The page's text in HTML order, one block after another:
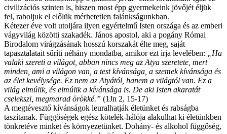
civilizációs szinten is, hiszen most épp gyermekeink jövőjét éljük
fel, raboljuk el előlük mérhetetlen falánkságunkban.
Kétezer éve volt utoljára ilyen egyértelmű Isten országa és az emberi
vágyvilág közötti szakadék. János apostol, aki a pogány Római
Birodalom virágzásának hosszú korszakát élte meg, saját
tapasztalatait sűríti néhány mondatba, amikor ezt írja levelében:
Ha
valaki szereti a világot, abban nincs meg az Atya szeretete, mert
minden, ami a világon van, a test kívánsága, a szemek kívánsága és
az élet kevélysége. Ez nem az Atyától, hanem a világtól van. Ez a
világ elmúlik, és elmúlik a kívánsága is. De aki Isten akaratát
cselekszi, megmarad örökké.” (1Jn 2, 15-17)
A megtévesztő kívánságok leuralhatják életünket és rabságba
taszítanak. Függőségek egész kötelék-hálója alakulhat ki életünkben
tönkretéve minket és környezetünket. Dohány- és alkohol függőség,